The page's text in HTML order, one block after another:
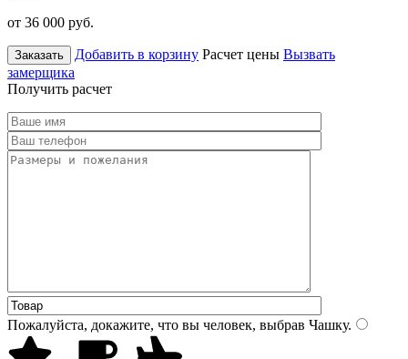
от 36 000 руб.
Заказать Добавить в корзину Расчет цены Вызвать
замерщика
Получить расчет
Пожалуйста, докажите, что вы человек, выбрав Чашку.